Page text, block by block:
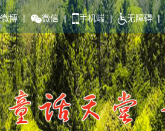
微博 | 微信 | 手机端 | 无障碍 |